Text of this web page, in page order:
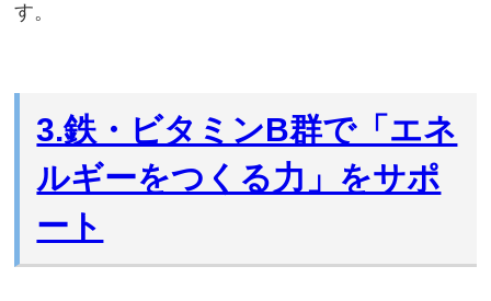
す。
3.鉄・ビタミンB群で「エネ
ルギーをつくる力」をサポ
ート